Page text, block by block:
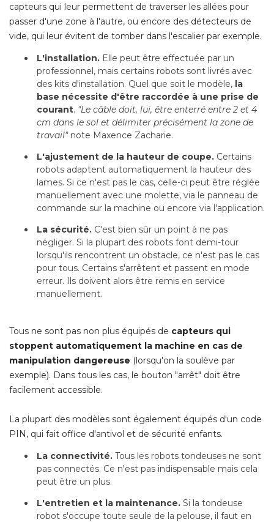
capteurs qui leur permettent de traverser les allées pour
passer d'une zone à l'autre, ou encore des détecteurs de
vide, qui leur évitent de tomber dans l'escalier par exemple.
L'installation. Elle peut être effectuée par un
professionnel, mais certains robots sont livrés avec
des kits d'installation. Quel que soit le modèle, la
base nécessite d'être raccordée à une prise de
courant. "Le câble doit, lui, être enterré entre 2 et 4
cm dans le sol et délimiter précisément la zone de
travail" note Maxence Zacharie.
L'ajustement de la hauteur de coupe. Certains
robots adaptent automatiquement la hauteur des
lames. Si ce n'est pas le cas, celle-ci peut être réglée
manuellement avec une molette, via le panneau de
commande sur la machine ou encore via l'application.
La sécurité. C'est bien sûr un point à ne pas
négliger. Si la plupart des robots font demi-tour
lorsqu'ils rencontrent un obstacle, ce n'est pas le cas
pour tous. Certains s'arrêtent et passent en mode
erreur. Ils doivent alors être remis en service
manuellement.
Tous ne sont pas non plus équipés de capteurs qui
stoppent automatiquement la machine en cas de
manipulation dangereuse (lorsqu'on la soulève par
exemple). Dans tous les cas, le bouton "arrêt" doit être
facilement accessible.
La plupart des modèles sont également équipés d'un code
PIN, qui fait office d'antivol et de sécurité enfants.
La connectivité. Tous les robots tondeuses ne sont
pas connectés. Ce n'est pas indispensable mais cela
peut être un plus.
L'entretien et la maintenance. Si la tondeuse
robot s'occupe toute seule de la pelouse, il faut en